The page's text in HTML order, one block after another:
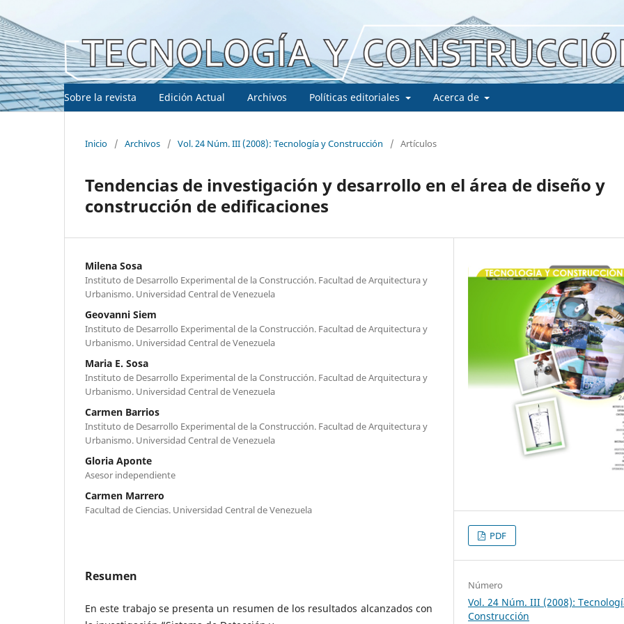
Sobre la revista Edición Actual Archivos Políticas editoriales Acerca de
Inicio / Archivos / Vol. 24 Núm. III (2008): Tecnología y Construcción / Artículos
Tendencias de investigación y desarrollo en el área de diseño y
construcción de edificaciones
Milena Sosa
Instituto de Desarrollo Experimental de la Construcción. Facultad de Arquitectura y
Urbanismo. Universidad Central de Venezuela
Geovanni Siem
Instituto de Desarrollo Experimental de la Construcción. Facultad de Arquitectura y
Urbanismo. Universidad Central de Venezuela
Maria E. Sosa
Instituto de Desarrollo Experimental de la Construcción. Facultad de Arquitectura y
Urbanismo. Universidad Central de Venezuela
Carmen Barrios
Instituto de Desarrollo Experimental de la Construcción. Facultad de Arquitectura y
Urbanismo. Universidad Central de Venezuela
Gloria Aponte
Asesor independiente
Carmen Marrero
Facultad de Ciencias. Universidad Central de Venezuela
Resumen
En este trabajo se presenta un resumen de los resultados alcanzados con
PDF
Número
Vol. 24 Núm. III (2008):
Construcción